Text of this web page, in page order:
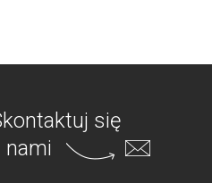
się
nami